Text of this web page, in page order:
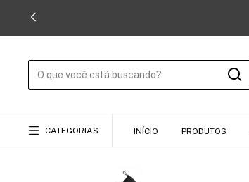
CATEGORIAS INÍCIO PRODUTOS